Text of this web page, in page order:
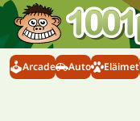
Arcade Auto Eläimet